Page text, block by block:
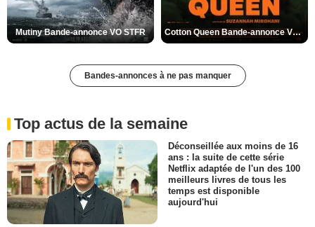
Mutiny Bande-annonce VO STFR Cotton Queen Bande-annonce VO STFR
Bandes-annonces à ne pas manquer
Top actus de la semaine
Déconseillée aux moins de 16
ans : la suite de cette série
Netflix adaptée de l'un des 100
meilleurs livres de tous les
temps est disponible
aujourd'hui